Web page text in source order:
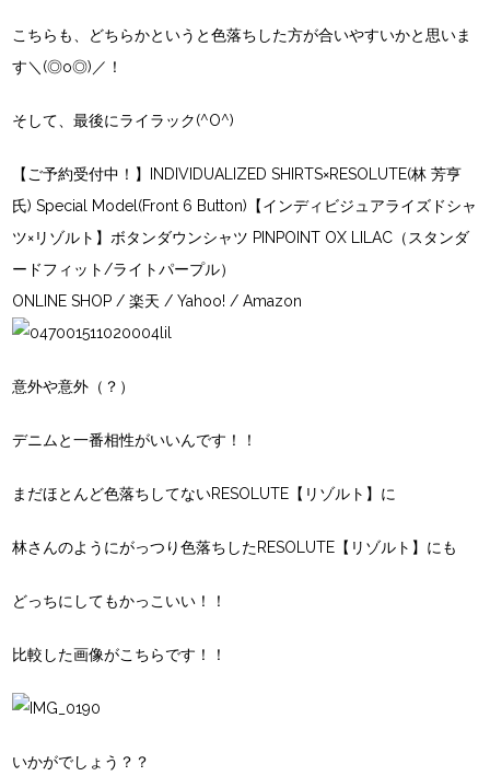
こちらも、どちらかというと色落ちした方が合いやすいかと思いま
す＼(◎o◎)／！
そして、最後にライラック(^O^)
【ご予約受付中！】INDIVIDUALIZED SHIRTS×RESOLUTE(林 芳亨
氏) Special Model(Front 6 Button)【インディビジュアライズドシャ
ツ×リゾルト】ボタンダウンシャツ PINPOINT OX LILAC（スタンダ
ードフィット/ライトパープル）
ONLINE SHOP /楽天 /Yahoo! /Amazon
意外や意外（？）
デニムと一番相性がいいんです！！
まだほとんど色落ちしてないRESOLUTE【リゾルト】 に
林さんのようにがっつり色落ちしたRESOLUTE【リゾルト】 にも
どっちにしてもかっこいい！！
比較した画像がこちらです！！
いかがでしょう？？